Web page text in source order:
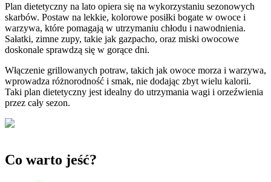
Plan dietetyczny na lato opiera się na wykorzystaniu sezonowych
skarbów. Postaw na lekkie, kolorowe posiłki bogate w owoce i
warzywa, które pomagają w utrzymaniu chłodu i nawodnienia.
Sałatki, zimne zupy, takie jak gazpacho, oraz miski owocowe
doskonale sprawdzą się w gorące dni.
Włączenie grillowanych potraw, takich jak owoce morza i warzywa,
wprowadza różnorodność i smak, nie dodając zbyt wielu kalorii.
Taki plan dietetyczny jest idealny do utrzymania wagi i orzeźwienia
przez cały sezon.
Co warto jeść?